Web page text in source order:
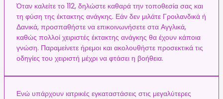
Όταν καλείτε το 112, δηλώστε καθαρά την τοποθεσία σας και
τη φύση της έκτακτης ανάγκης. Εάν δεν μιλάτε Γροιλανδικά ή
Δανικά, προσπαθήστε να επικοινωνήσετε στα Αγγλικά,
καθώς πολλοί χειριστές έκτακτης ανάγκης θα έχουν κάποια
γνώση. Παραμείνετε ήρεμοι και ακολουθήστε προσεκτικά τις
οδηγίες του χειριστή μέχρι να φτάσει η βοήθεια.
Ενώ υπάρχουν ιατρικές εγκαταστάσεις στις μεγαλύτερες